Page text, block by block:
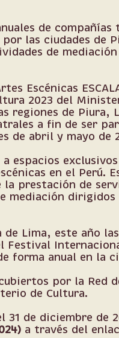
de compañías
las ciudades de
de
Escénicas
2023 del
regiones de Piura,
a fin de ser
de abril y mayo de
a espacios
en el Perú.
prestación de
mediación dirigidos
Lima, este año
Festival
forma anual en la
por la Red
de Cultura.
31 de diciembre de
a través del